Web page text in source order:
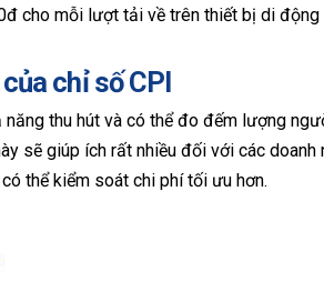
cho mỗi lượt tải về trên thiết bị di động
chỉ số CPI
năng thu hút và có thể đo đếm lượng
sẽ giúp ích rất nhiều đối với các
thể kiểm soát chi phí tối ưu hơn.